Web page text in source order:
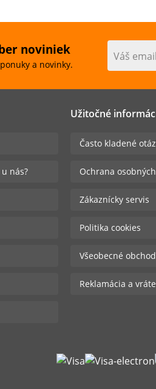
noviniek
a novinky.
Váš email
nás?
Užitočné
Často kladené
Ochrana
Zákaznícky servis
Politika cookies
Všeobecné
Reklamácia a